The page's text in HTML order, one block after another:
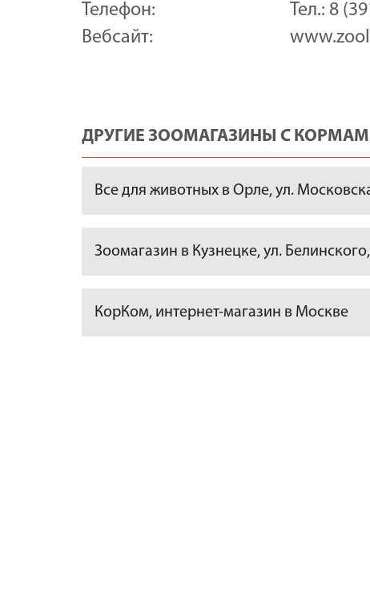
Телефон:
Тел.: 8
Вебсайт:
ДРУГИЕ ЗООМАГАЗИНЫ С
Все для животных в Орле, ул.
Зоомагазин в Кузнецке, ул.
КорКом, интернет-магазин в Москве